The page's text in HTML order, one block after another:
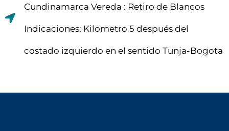
Cundinamarca Vereda : Retiro de Blancos
Indicaciones: Kilometro 5 después del
costado izquierdo en el sentido Tunja-Bogota